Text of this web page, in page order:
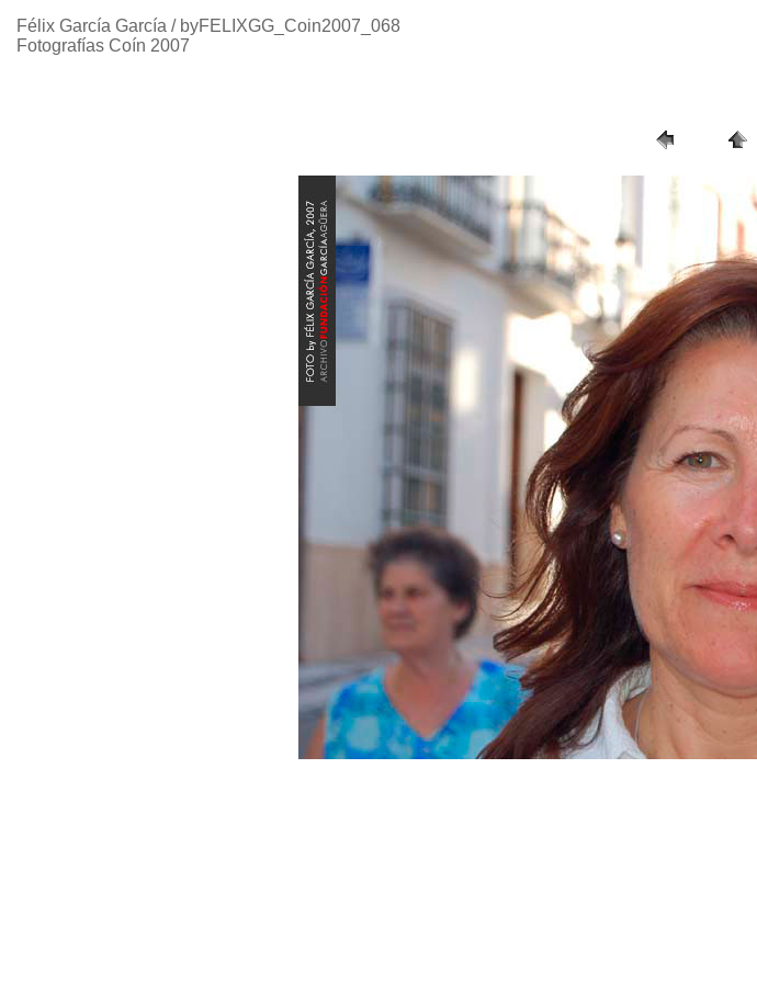
Félix García García / byFELIXGG_Coin2007_068
Fotografías Coín 2007